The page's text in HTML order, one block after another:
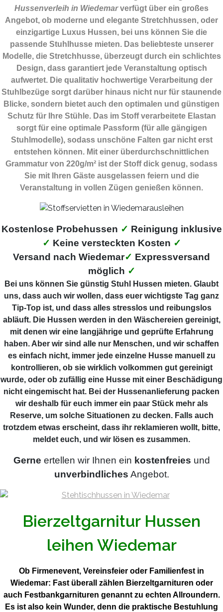
Hussenverleih in Wiedemarverfügt über ein großes
Angebot, ob moderne und elegante Stretchhussen, oder
einzigartige Luxus Hussen, bei uns können Sie die
passende Stuhlhusse mieten. Das beliebteste unserer
Modelle, die Stretchhusse, überzeugt durch ein schlichtes
Design, dass garantiert jede Veranstaltung optisch
aufwertet. Die qualitativ hochwertige Verarbeitung der
Stuhlbezüge sorgt darüber hinaus nicht nur für staunende
Blicke, sondern bietet auch den optimalen und günstigen
Schutz für Ihre Stühle. Das im Stoff verarbeitete Elastan
sorgt für eine optimale Passform (für alle gängigen
Stuhlmodelle), sodass unschöne Falten gar nicht erst
entstehen können. Mit einer überdurchschnittlichen
Grammatur von 220g/m² ist der Stoff dick genug, sodass
Sie mit Ihren Gäste ausgelassen feiern und die
Veranstaltung in vollen Zügen genießen können.
Kostenlose Probehussen ✓ Reinigung inklusive
✓ Keine versteckten Kosten ✓
Versand nach Wiedemar✓ Expressversand
möglich ✓
Bei uns können Sie günstig Stuhl Hussen mieten. Glaubt
uns, dass auch wir wollen, dass euer wichtigste Tag ganz
Tip-Top ist, und dass alles stresslos und reibungslos
abläuft. Die Hussen werden in den Wäschereien gereinigt,
mit denen wir eine langjährige und geprüfte Erfahrung
haben. Aber wir sind alle nur Menschen, und wir schaffen
es einfach nicht, immer jede einzelne Husse manuell zu
kontrollieren, ob sie wirklich volkommen gut gereinigt
wurde, oder ob zufällig eine Husse mit einer Beschädigung
nicht eingemischt hat. Bei der Hussenanlieferung packen
wir deshalb für euch immer ein paar Stück mehr als
Reserve, um solche Situationen zu decken. Falls auch
trotzdem etwas erscheint, dass ihr reklamieren wollt, bitte,
meldet euch, und wir lösen es zusammen.
Gerne ertellen wir Ihnen ein kostenfreies und
unverbindliches Angebot.
Bierzeltgarnitur Hussen
leihen Wiedemar
Ob Firmenevent, Vereinsfeier oder Familienfest in
Wiedemar: Fast überall zählen Bierzeltgarnituren oder
auch Festbankgarnituren genannt zu echten Allroundern.
Es ist also kein Wunder, denn die praktische Bestuhlung